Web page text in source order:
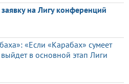
на Лигу конференций
«Если «Карабах» сумеет
в основной этап Лиги